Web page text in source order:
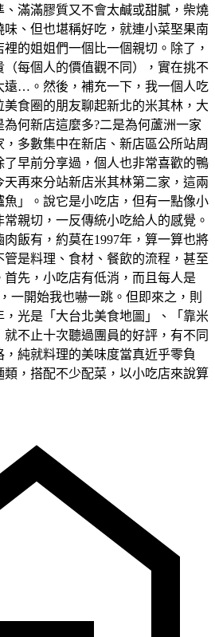
、滿滿膠質又不會太鹹或甜膩，柴燒
、但也堪稱好吃，就連小菜埾果南
的姐姐們一個比一個親切。除了，
每個人的價值觀不同），實在挑不
遠…。然後，補充一下，我一個人吃
食圈的朋友聊起新北的米其林，大
何新店這麼多?二是為何蘆洲一家
多數集中在新店、新店區公所站周
早前分享過，個人也非常喜歡的鴨
天再來分站新店米其林第二家，這兩
魚」。說它是小吃店，但有一點像小
親切，一反傳統小吃給人的感覺。
飯有，約莫在1997年，算一算也將
是料理、食材、餐飲的流程，甚至
先，小吃店有低消，而且每人是
一開始我也嚇一跳。但即來之，則
光是「大台北美食地圖」、「靠米
不止十次聽過團員的好評，有不同
純就料理的美味度當真近乎零負
，搭配不少配菜，以小吃店來說算